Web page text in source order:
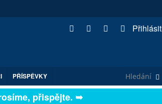
Přihlásit
PŘÍSPĚVKY
přispějte. ➥